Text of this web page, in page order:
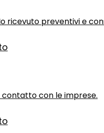
ricevuto preventivi e
con le imprese.